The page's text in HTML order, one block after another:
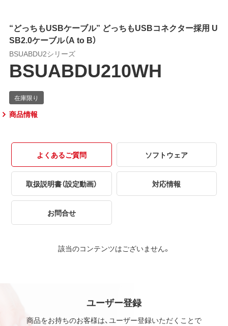
“どっちもUSBケーブル” どっちもUSBコネクター採用 U
SB2.0ケーブル（A to B）
BSUABDU2シリーズ
BSUABDU210WH
商品情報
よくあるご質問 ソフトウェア
取扱説明書（設定動画） 対応情報
お問合せ
該当のコンテンツはございません。
ユーザー登録
商品をお持ちのお客様は、ユーザー登録いただくことで